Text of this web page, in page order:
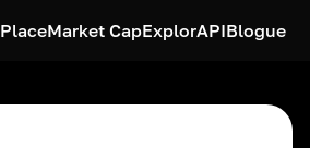
PlaceMarket CapExplorAPIBlogue